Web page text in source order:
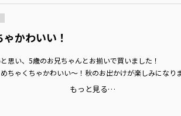
かわいい！
思い、5歳のお兄ちゃんとお揃いで買いました！
ちゃくちゃかわいい〜！秋のお出かけが楽しみになり
もっと見る…